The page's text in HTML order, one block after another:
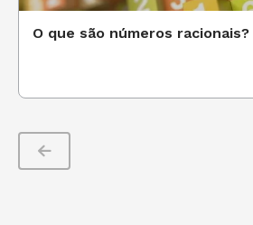
O que são números racionais?